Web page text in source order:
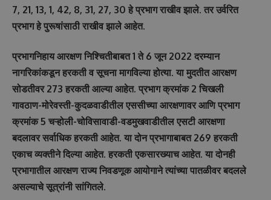
7, 21, 13, 1, 42, 8, 31, 27, 30 हे प्रभाग राखीव झाले. तर उर्वरित
प्रभाग हे पुरूषांसाठी राखीव झाले आहेत.
प्रभागनिहाय आरक्षण निश्चितीबाबत 1 ते 6 जून 2022 दरम्यान
नागरिकांकडून हरकती व सूचना मागविल्या होत्या. या मुदतीत आरक्षण
सोडतीवर 273 हरकती आल्या आहेत. प्रभाग क्रमांक 2 चिखली
गावठाण-मोरेवस्ती-कुदळवाडीतील एससीच्या आरक्षणावर आणि प्रभाग
क्रमांक 5 चऱ्होली-चोविसावाडी-वडमुखवाडीतील एसटी आरक्षणा
बदलावर सर्वाधिक हरकती आहेत. या दोन प्रभागाबाबत 269 हरकती
एकाच व्यक्तीने दिल्या आहेत. हरकती एकसारख्याच आहेत. या दोनही
प्रभागातील आरक्षण राज्य निवडणूक आयोगाने त्यांच्या पातळीवर बदलले
असल्याचे सूत्रांनी सांगितले.